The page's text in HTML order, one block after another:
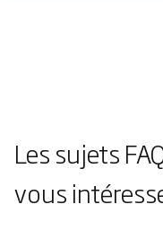
Les sujets
vous